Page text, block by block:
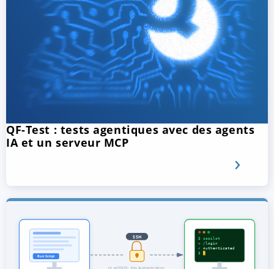
QF-Test : tests agentiques avec des agents
IA et un serveur MCP